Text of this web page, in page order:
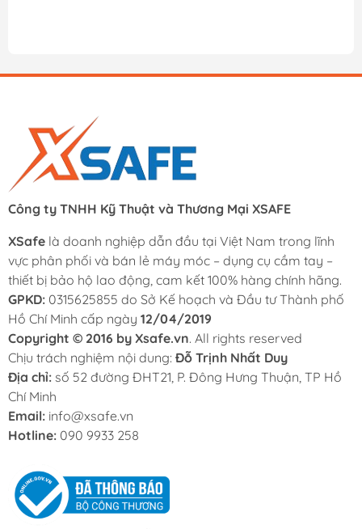
Công ty TNHH Kỹ Thuật và Thương Mại XSAFE
XSafe là doanh nghiệp dẫn đầu tại Việt Nam trong lĩnh
vực phân phối và bán lẻ máy móc – dụng cụ cầm tay –
thiết bị bảo hộ lao động, cam kết 100% hàng chính hãng.
GPKD: 0315625855 do Sở Kế hoạch và Đầu tư Thành phố
Hồ Chí Minh cấp ngày 12/04/2019
Copyright © 2016 by Xsafe.vn. All rights reserved
Chịu trách nghiệm nội dung: Đỗ Trịnh Nhất Duy
Địa chỉ: số 52 đường ĐHT21, P. Đông Hưng Thuận, TP Hồ
Chí Minh
Email: info@xsafe.vn
Hotline: 090 9933 258